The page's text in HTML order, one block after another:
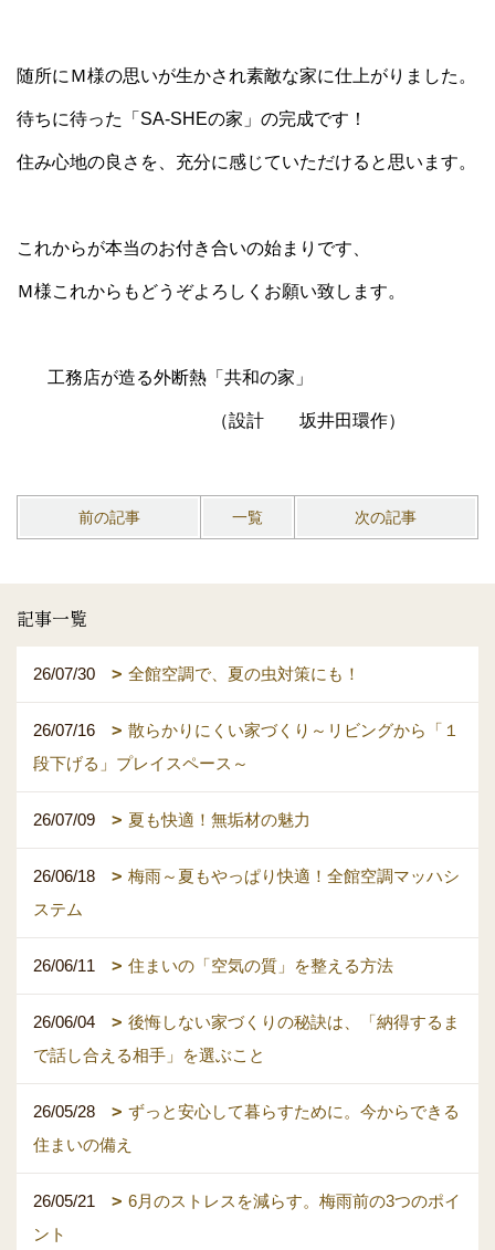
随所にＭ様の思いが生かされ素敵な家に仕上がりました。
待ちに待った「SA-SHEの家」の完成です！
住み心地の良さを、充分に感じていただけると思います。
これからが本当のお付き合いの始まりです、
Ｍ様これからもどうぞよろしくお願い致します。
工務店が造る外断熱「共和の家」
（設計 坂井田環作）
前の記事 一覧 次の記事
記事一覧
26/07/30 全館空調で、夏の虫対策にも！
26/07/16
散らかりにくい家づくり～リビングから「１
段下げる」プレイスペース～
26/07/09 夏も快適！無垢材の魅力
26/06/18
梅雨～夏もやっぱり快適！全館空調マッハシ
ステム
26/06/11 住まいの「空気の質」を整える方法
26/06/04
後悔しない家づくりの秘訣は、「納得するま
で話し合える相手」を選ぶこと
26/05/28
ずっと安心して暮らすために。今からできる
住まいの備え
26/05/21
6月のストレスを減らす。梅雨前の3つのポイ
ント